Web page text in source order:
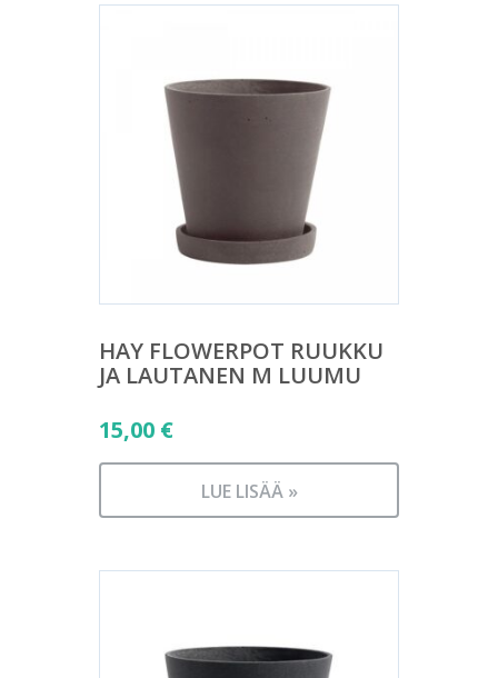
HAY FLOWERPOT RUUKKU
JA LAUTANEN M LUUMU
15,00 €
LUE LISÄÄ »